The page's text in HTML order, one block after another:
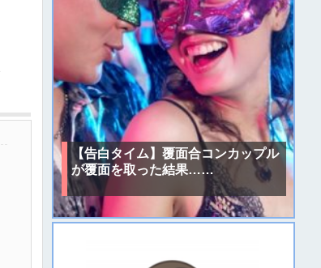
【告白タイム】覆面合コンカップル
が覆面を取った結果……